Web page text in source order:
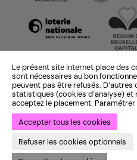
Le présent site internet place des
sont nécessaires au bon
peuvent pas être refusés.
statistiques (cookies d’analyse) et
acceptez le placement.
Accepter tous les cookies
Refuser les cookies optionnels
Binary— Développement :Bien à